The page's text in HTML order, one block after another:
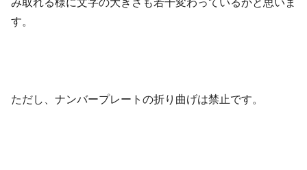
み取れる様に文字の大きさも若干変わっているかと思いま
す。
ただし、ナンバープレートの折り曲げは禁止です。